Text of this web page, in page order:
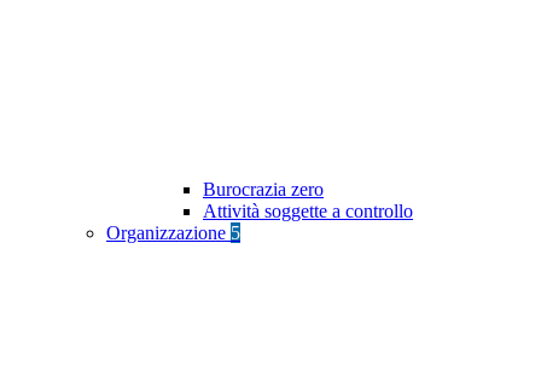
Burocrazia zero
Attività soggette a controllo
Organizzazione 5